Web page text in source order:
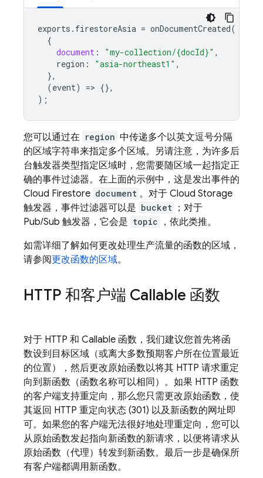
exports . firestoreAsia = onDocumentCreated(
{
document : "my-collection/{docId}" ,
region : "asia-northeast1" ,
},
(event) => {},
);
您可以通过在 region 中传递多个以英文逗号分隔
的区域字符串来指定多个区域。另请注意，为许多后
台触发器类型指定区域时，您需要随区域一起指定正
确的事件过滤器。在上面的示例中，这是发出事件的
Cloud Firestore document 。对于 Cloud Storage
触发器，事件过滤器可以是 bucket ；对于
Pub/Sub 触发器，它会是 topic
，依此类推。
如需详细了解如何更改处理生产流量的函数的区域，
请参阅更改函数的区域。
HTTP 和客户端 Callable 函数
对于 HTTP 和 Callable 函数，我们建议您首先将函
数设到目标区域（或离大多数预期客户所在位置最近
的位置），然后更改原始函数以将其 HTTP 请求重定
向到新函数（函数名称可以相同）。如果 HTTP 函数
的客户端支持重定向，那么您只需更改原始函数，使
其返回 HTTP 重定向状态 (301) 以及新函数的网址即
可。如果您的客户端无法很好地处理重定向，您可以
从原始函数发起指向新函数的新请求，以便将请求从
原始函数（代理）转发到新函数。 最后一步是确保所
有客户端都调用新函数。